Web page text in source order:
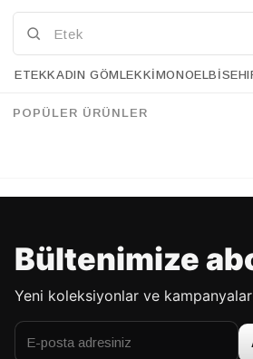
27.90 USD
34.90 USD
Bültenimize
Yeni koleksiyonlar ve
ETEKKADIN GÖMLEKKIMONOELBISE
POPÜLER ÜRÜNLER